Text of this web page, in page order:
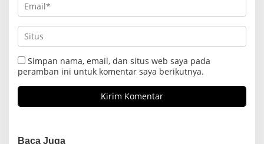
Simpan nama, email, dan situs web saya pada
peramban ini untuk komentar saya berikutnya.
Baca Juga